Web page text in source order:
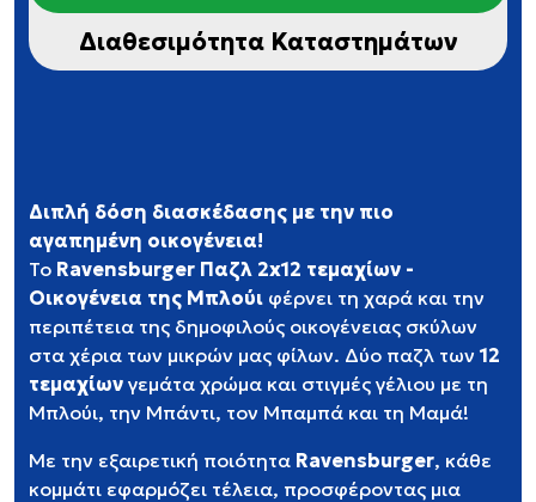
Διαθεσιμότητα Καταστημάτων
Διπλή δόση διασκέδασης με την πιο
αγαπημένη οικογένεια!
Το Ravensburger Παζλ 2x12 τεμαχίων -
Οικογένεια της Μπλούι φέρνει τη χαρά και την
περιπέτεια της δημοφιλούς οικογένειας σκύλων
στα χέρια των μικρών μας φίλων. Δύο παζλ των 12
τεμαχίων γεμάτα χρώμα και στιγμές γέλιου με τη
Μπλούι, την Μπάντι, τον Μπαμπά και τη Μαμά!
Με την εξαιρετική ποιότητα Ravensburger, κάθε
κομμάτι εφαρμόζει τέλεια, προσφέροντας μια